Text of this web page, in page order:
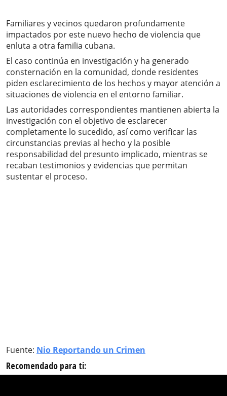
Familiares y vecinos quedaron profundamente
impactados por este nuevo hecho de violencia que
enluta a otra familia cubana.
El caso continúa en investigación y ha generado
consternación en la comunidad, donde residentes
piden esclarecimiento de los hechos y mayor atención a
situaciones de violencia en el entorno familiar.
Las autoridades correspondientes mantienen abierta la
investigación con el objetivo de esclarecer
completamente lo sucedido, así como verificar las
circunstancias previas al hecho y la posible
responsabilidad del presunto implicado, mientras se
recaban testimonios y evidencias que permitan
sustentar el proceso.
Fuente: Nio Reportando un Crimen
Recomendado para ti: